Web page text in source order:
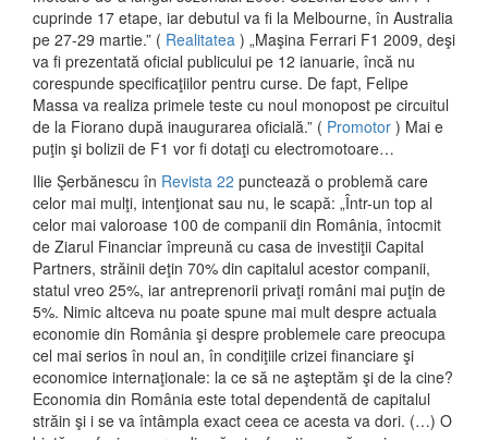
cuprinde 17 etape, iar debutul va fi la Melbourne, în Australia
pe 27-29 martie.” ( Realitatea ) „Maşina Ferrari F1 2009, deşi
va fi prezentată oficial publicului pe 12 ianuarie, încă nu
corespunde specificaţiilor pentru curse. De fapt, Felipe
Massa va realiza primele teste cu noul monopost pe circuitul
de la Fiorano după inaugurarea oficială.” ( Promotor ) Mai e
puţin şi bolizii de F1 vor fi dotaţi cu electromotoare…
Ilie Şerbănescu în Revista 22 punctează o problemă care
celor mai mulţi, intenţionat sau nu, le scapă: „Într-un top al
celor mai valoroase 100 de companii din România, întocmit
de Ziarul Financiar împreună cu casa de investiţii Capital
Partners, străinii deţin 70% din capitalul acestor companii,
statul vreo 25%, iar antreprenorii privaţi români mai puţin de
5%. Nimic altceva nu poate spune mai mult despre actuala
economie din România şi despre problemele care preocupa
cel mai serios în noul an, în condiţiile crizei financiare şi
economice internaţionale: la ce să ne aşteptăm şi de la cine?
Economia din România este total dependentă de capitalul
străin şi i se va întâmpla exact ceea ce acesta va dori. (…) O